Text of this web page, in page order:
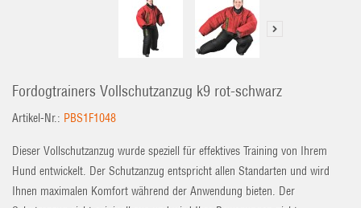
Fordogtrainers Vollschutzanzug k9 rot-schwarz
Artikel-Nr.: PBS1F1048
Dieser Vollschutzanzug wurde speziell für effektives Training von Ihrem
Hund entwickelt. Der Schutzanzug entspricht allen Standarten und wird
Ihnen maximalen Komfort während der Anwendung bieten. Der